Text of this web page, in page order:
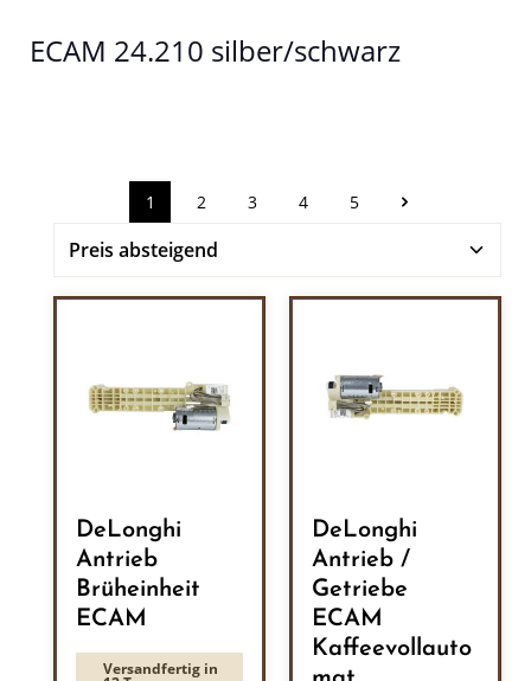
ECAM 24.210 silber/schwarz
Seite
1 Seite
2 Seite
3 Seite
4 Seite
5
DeLonghi
Antrieb
Brüheinheit
ECAM
Versandfertig in
DeLonghi
Antrieb /
Getriebe
ECAM
Kaffeevollauto